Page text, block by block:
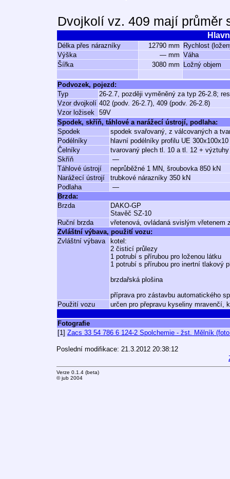
Dvojkolí vz. 409 mají průměr
Délka přes nárazníky 12790 mm
Rychlost
Výška
— mm Váha
Šířka
3080 mm Ložný objem
Podvozek, pojezd:
Typ
26-2.7, později vyměněný za typ 26-2.8;
Vzor dvojkolí 402 (podv. 26-2.7), 409 (podv. 26-2.8)
Vzor ložisek 59V
Spodek, skříň, táhlové a narážecí ústrojí, podlaha:
Spodek
spodek svařovaný, z válcovaných a
Podélníky
hlavní podélníky profilu UE 300x100x10
Čelníky
tvarovaný plech tl. 10 a tl. 12 +
Skříň
—
Táhlové ústrojí
neprůběžné 1 MN, šroubovka 850 kN
Narážecí ústrojí
trubkové nárazníky 350 kN
Podlaha
—
Brzda:
Brzda
DAKO-GP
Stavěč SZ-10
Ruční brzda
vřetenová, ovládaná svislým vřetenem
Zvláštní výbava, použití vozu:
Zvláštní výbava
kotel:
2 čisticí průlezy
1 potrubí s přírubou pro loženou látku
1 potrubí s přírubou pro inertní tlakový
brzdařská plošina
příprava pro zástavbu automatického
Použití vozu
určen pro přepravu kyseliny mravenčí,
Fotografie
[1] Zacs 33 54 786 6 124-2 Spolchemie - žst. Mělník
Poslední modifikace: 21.3.2012 20:38:12
Verze 0.1.4 (beta)
© jub 2004